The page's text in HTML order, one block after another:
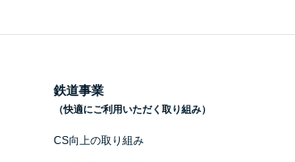
鉄道事業
（快適にご利用いただく取り組み）
CS向上の取り組み